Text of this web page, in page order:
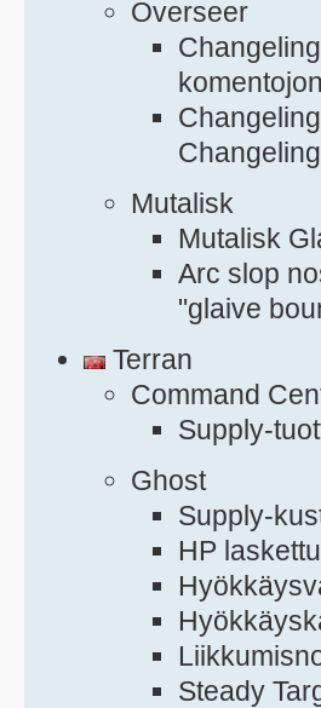
Overseer
Mutalisk
Mutalisk
Arc slop
"glaive
Terran
Command
Supply-
Ghost
Supply-
HP
Steady